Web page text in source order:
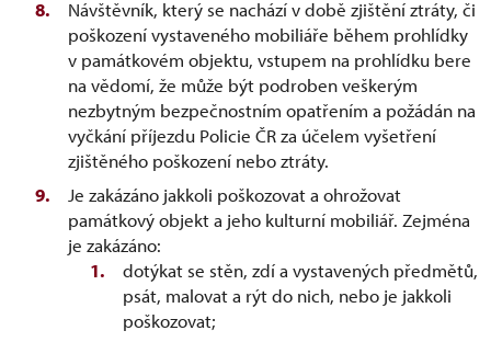
Návštěvník, který se nachází v době zjištění ztráty, či
poškození vystaveného mobiliáře během prohlídky
v památkovém objektu, vstupem na prohlídku bere
na vědomí, že může být podroben veškerým
nezbytným bezpečnostním opatřením a požádán na
vyčkání příjezdu Policie ČR za účelem vyšetření
zjištěného poškození nebo ztráty.
Je zakázáno jakkoli poškozovat a ohrožovat
památkový objekt a jeho kulturní mobiliář. Zejména
je zakázáno:
dotýkat se stěn, zdí a vystavených předmětů,
psát, malovat a rýt do nich, nebo je jakkoli
poškozovat;